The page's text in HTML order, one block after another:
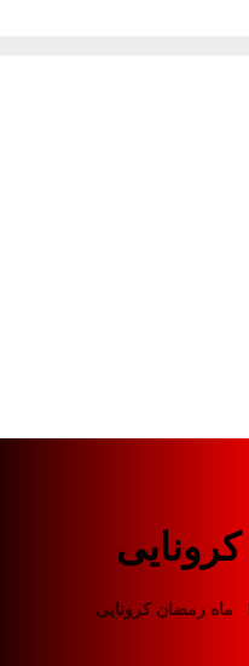
ماه رمضان کرونایی